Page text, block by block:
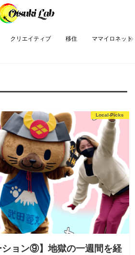
クリエイティブ 移住 ママイロネット
Local-Picks
ション⑨】地獄の一週間を経